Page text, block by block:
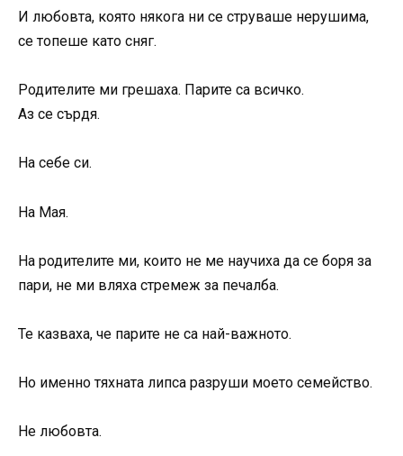
И любовта, която някога ни се струваше нерушима,
се топеше като сняг.
Родителите ми грешаха. Парите са всичко.
Аз се сърдя.
На себе си.
На Мая.
На родителите ми, които не ме научиха да се боря за
пари, не ми вляха стремеж за печалба.
Те казваха, че парите не са най-важното.
Но именно тяхната липса разруши моето семейство.
Не любовта.